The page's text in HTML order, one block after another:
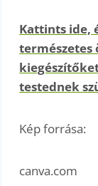
Kattints ide,
természetes
testednek
Kép forrása:
canva.com